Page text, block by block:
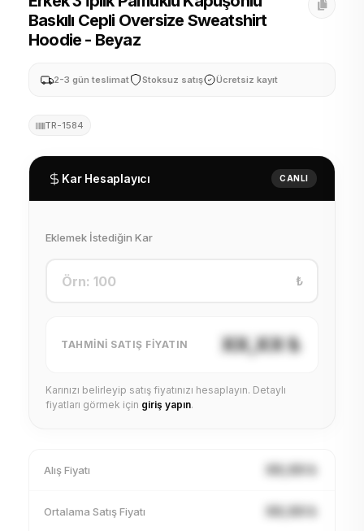
Baskılı Cepli Oversize Sweatshirt
Hoodie - Beyaz
2-3 gün teslimat Stoksuz satış Ücretsiz kayıt
TR-1584
Kar Hesaplayıcı CANLI
Eklemek İstediğin Kar
₺
TAHMINI SATIŞ FIYATIN XX,XX ₺
Karınızı belirleyip satış fiyatınızı hesaplayın. Detaylı
fiyatları görmek için giriş yapın.
Alış Fiyatı XX,XX ₺
Ortalama Satış Fiyatı XX,XX ₺